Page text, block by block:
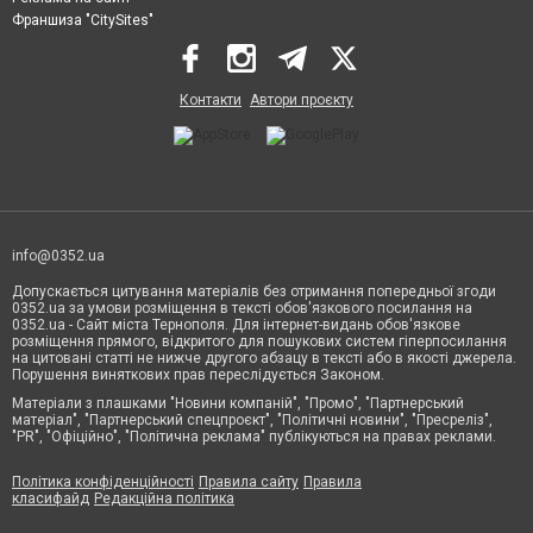
Франшиза "CitySites"
Контакти Автори проєкту
info@0352.ua
Допускається цитування матеріалів без отримання попередньої згоди
0352.ua за умови розміщення в тексті обов'язкового посилання на
0352.ua - Сайт міста Тернополя. Для інтернет-видань обов'язкове
розміщення прямого, відкритого для пошукових систем гіперпосилання
на цитовані статті не нижче другого абзацу в тексті або в якості джерела.
Порушення виняткових прав переслідується Законом.
Матеріали з плашками "Новини компаній", "Промо", "Партнерський
матеріал", "Партнерський спецпроєкт", "Політичні новини", "Пресреліз",
"PR", "Офіційно", "Політична реклама" публікуються на правах реклами.
Політика конфіденційності Правила сайту Правила
класифайд Редакційна політика